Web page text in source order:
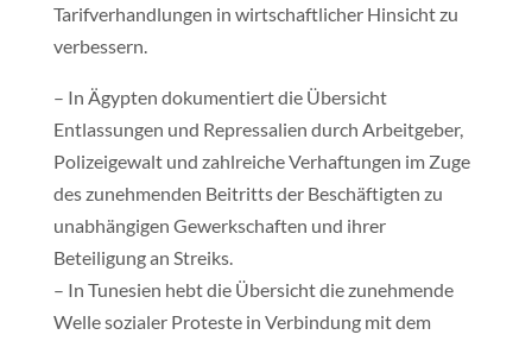
Tarifverhandlungen in wirtschaftlicher Hinsicht zu
verbessern.
– In Ägypten dokumentiert die Übersicht
Entlassungen und Repressalien durch Arbeitgeber,
Polizeigewalt und zahlreiche Verhaftungen im Zuge
des zunehmenden Beitritts der Beschäftigten zu
unabhängigen Gewerkschaften und ihrer
Beteiligung an Streiks.
– In Tunesien hebt die Übersicht die zunehmende
Welle sozialer Proteste in Verbindung mit dem